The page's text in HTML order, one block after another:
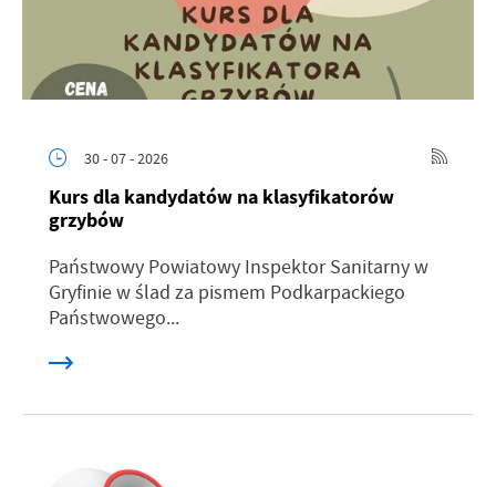
30 - 07 - 2026
Kurs dla kandydatów na klasyfikatorów
grzybów
Państwowy Powiatowy Inspektor Sanitarny w
Gryfinie w ślad za pismem Podkarpackiego
Państwowego...